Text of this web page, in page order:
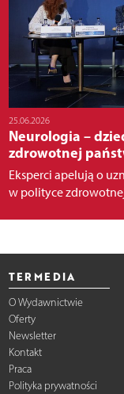
25.06.2026
Neurologia –
zdrowotnej
Eksperci apelują o
w polityce
TERMEDIA
O Wydawnictwie
Oferty
Newsletter
Kontakt
Praca
Polityka prywatności